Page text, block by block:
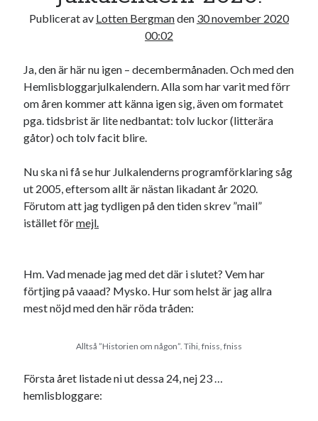
Publicerat av Lotten Bergmanden 30 november 2020
00:02
Ja, den är här nu igen – decembermånaden. Och med den
Hemlisbloggarjulkalendern. Alla som har varit med förr
om åren kommer att känna igen sig, även om formatet
pga. tidsbrist är lite nedbantat: tolv luckor (litterära
gåtor) och tolv facit blire.
Nu ska ni få se hur Julkalenderns programförklaring såg
ut 2005, eftersom allt är nästan likadant år 2020.
Förutom att jag tydligen på den tiden skrev ”mail”
istället förmejl.
Hm. Vad menade jag med det där i slutet? Vem har
förtjing på vaaad? Mysko. Hur som helst är jag allra
mest nöjd med den här röda tråden:
Alltså ”Historien om någon”. Tihi, fniss, fniss
Första året listade ni ut dessa 24, nej 23 …
hemlisbloggare: